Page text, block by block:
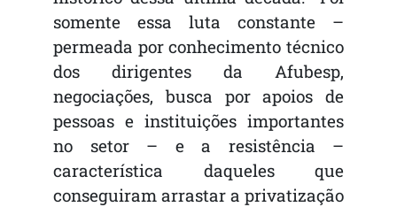
somente essa luta constante –
permeada por conhecimento técnico
dos dirigentes da Afubesp,
negociações, busca por apoios de
pessoas e instituições importantes
no setor – e a resistência –
característica daqueles que
conseguiram arrastar a privatização